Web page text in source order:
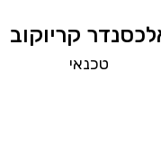
קריוקוב
טכנאי